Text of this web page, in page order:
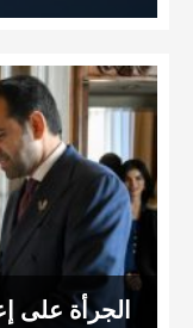
الجرأة على